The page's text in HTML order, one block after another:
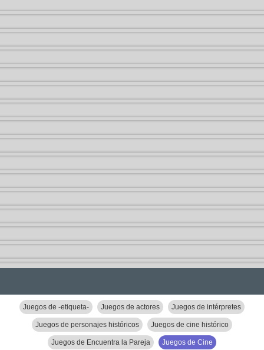
Juegos de -etiqueta- Juegos de actores Juegos de intérpretes
Juegos de personajes históricos Juegos de cine histórico
Juegos de Encuentra la Pareja Juegos de Cine